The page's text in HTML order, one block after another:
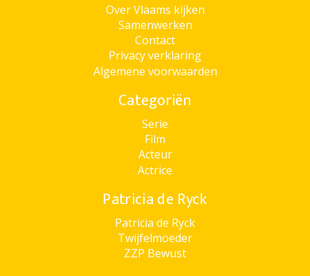
Over Vlaams kijken
Samenwerken
Contact
Privacy verklaring
Algemene voorwaarden
Categoriën
Serie
Film
Acteur
Actrice
Patricia de Ryck
Patricia de Ryck
Twijfelmoeder
ZZP Bewust